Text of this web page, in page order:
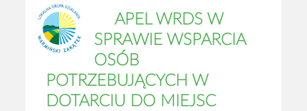
APEL WRDS W
SPRAWIE WSPARCIA
OSÓB
POTRZEBUJĄCYCH W
DOTARCIU DO MIEJSC